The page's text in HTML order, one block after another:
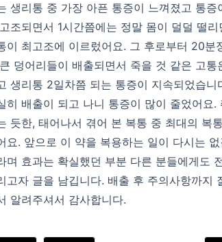
생리통 중 가장 아픈 통증이 느껴졌고 통증
조되면서 1시간쯤에는 정말 몸이 덜덜 떨리
이 최고조에 이르렀어요. 그 후로부터 20분
덩어리들이 배출되면서 죽을 것 같은 고통
생리통 2일차쯤 되는 통증이 지속되었습니
히 배출이 되고 나니 통증이 많이 줄었어요.
듯한, 태어나서 겪어 본 복통 중 최대의 복
요. 앞으로 이 약을 복용하는 일이 다시는 없
며 효과는 확실했던 부분 다른 분들에게도
고자 글을 남깁니다. 배출 후 주의사항까지
알려주셔서 감사합니다.